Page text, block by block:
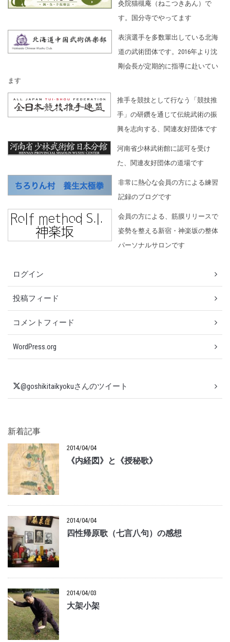
灸院猫槻庵（ねこつきあん）で
す。国分寺でやってます
表演選手を多数輩出している北海
道の武術団体です。2016年より沈
剛会長が定期的に指導に赴いてい
ます
推手を競技として行なう「競技推
手」の研鑽を通じて伝統武術の振
興を志向する、関連友好団体です
河南省少林武術館に認可を受け
た、関連友好団体の道場です
非常に熱心な会員の方による練習
記録のブログです
会員の方による、筋膜リリースで
姿勢を整える新宿・神楽坂の整体
パーソナルサロンです
ログイン
投稿フィード
コメントフィード
WordPress.org
@goshikitaikyokuさんのツイート
新着記事
2014/04/04
《内経図》と《授秘歌》
2014/04/04
四性帰原歌（七言八句）の感想
2014/04/03
大架小架